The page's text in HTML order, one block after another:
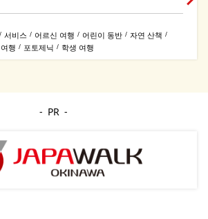
/ 서비스 / 어르신 여행 / 어린이 동반 / 자연 산책 /
행 / 포토제닉 / 학생 여행
PR